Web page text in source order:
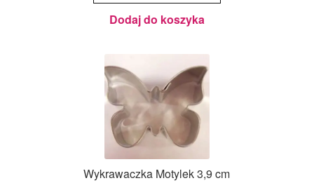
Dodaj do koszyka
Wykrawaczka Motylek 3,9 cm